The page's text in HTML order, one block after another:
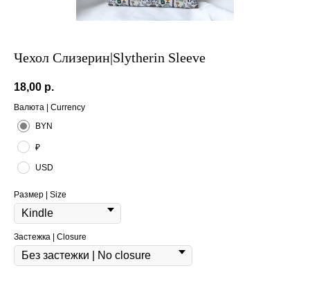
Чехол Слизерин|Slytherin Sleeve
18,00 р.
Валюта | Currency
BYN
₽
USD
Размер | Size
Застежка | Closure